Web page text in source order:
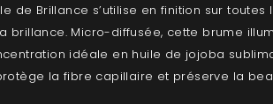
de Brillance s’utilise en finition sur
brillance. Micro-diffusée, cette brume
idéale en huile de jojoba
la fibre capillaire et préserve la